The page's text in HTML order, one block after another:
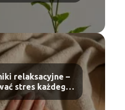
relaksacyjne –
stres każdego
dnia